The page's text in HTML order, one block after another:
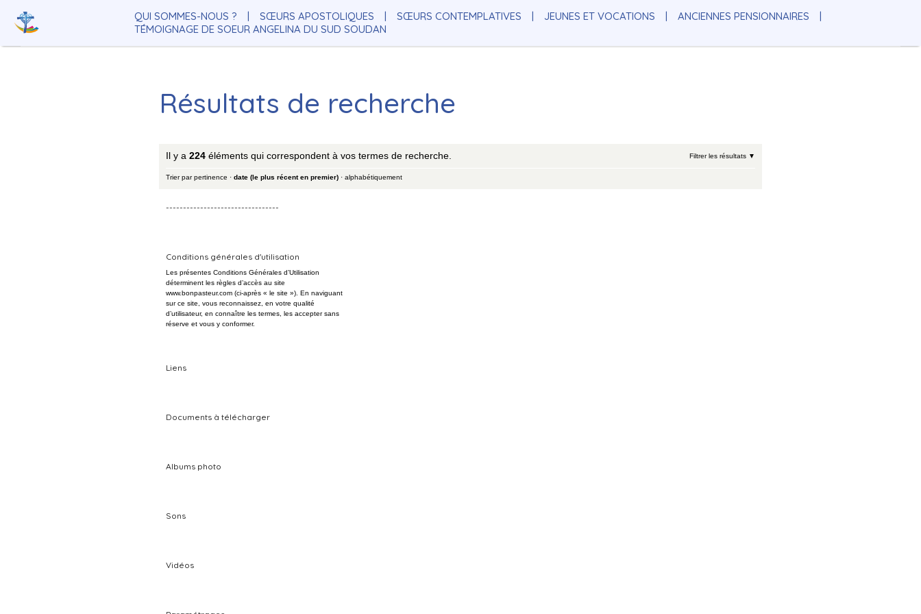
contenu.
la
personnels
QUI SOMMES-NOUS ? SŒURS APOSTOLIQUES SŒURS CONTEMPLATIVES JEUNES ET VOCATIONS
ANCIENNES PENSIONNAIRES
TÉMOIGNAGE DE SOEUR ANGELINA DU SUD SOUDAN
Résultats de recherche
Il y a 224 éléments qui correspondent à vos termes de recherche. Filtrer les résultats
Trier par pertinence · date (le plus récent en premier) · alphabétiquement
---------------------------------
Conditions générales d'utilisation
Les présentes Conditions Générales d’Utilisation
déterminent les règles d’accès au site
www.bonpasteur.com (ci-après « le site »). En naviguant
sur ce site, vous reconnaissez, en votre qualité
d’utilisateur, en connaître les termes, les accepter sans
réserve et vous y conformer.
Liens
Documents à télécharger
Albums photo
Sons
Vidéos